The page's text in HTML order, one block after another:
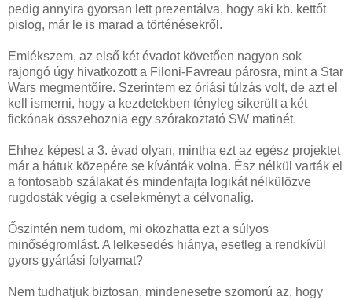
pedig annyira gyorsan lett prezentálva, hogy aki kb. kettőt
pislog, már le is marad a történésekről.
Emlékszem, az első két évadot követően nagyon sok
rajongó úgy hivatkozott a Filoni-Favreau párosra, mint a Star
Wars megmentőire. Szerintem ez óriási túlzás volt, de azt el
kell ismerni, hogy a kezdetekben tényleg sikerült a két
fickónak összehoznia egy szórakoztató SW matinét.
Ehhez képest a 3. évad olyan, mintha ezt az egész projektet
már a hátuk közepére se kívánták volna. Ész nélkül varták el
a fontosabb szálakat és mindenfajta logikát nélkülözve
rugdosták végig a cselekményt a célvonalig.
Őszintén nem tudom, mi okozhatta ezt a súlyos
minőségromlást. A lelkesedés hiánya, esetleg a rendkívül
gyors gyártási folyamat?
Nem tudhatjuk biztosan, mindenesetre szomorú az, hogy